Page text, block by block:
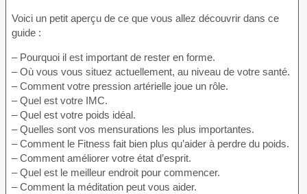
Voici un petit aperçu de ce que vous allez découvrir dans ce
guide :
– Pourquoi il est important de rester en forme.
– Où vous vous situez actuellement, au niveau de votre santé.
– Comment votre pression artérielle joue un rôle.
– Quel est votre IMC.
– Quel est votre poids idéal.
– Quelles sont vos mensurations les plus importantes.
– Comment le Fitness fait bien plus qu’aider à perdre du poids.
– Comment améliorer votre état d’esprit.
– Quel est le meilleur endroit pour commencer.
– Comment la méditation peut vous aider.